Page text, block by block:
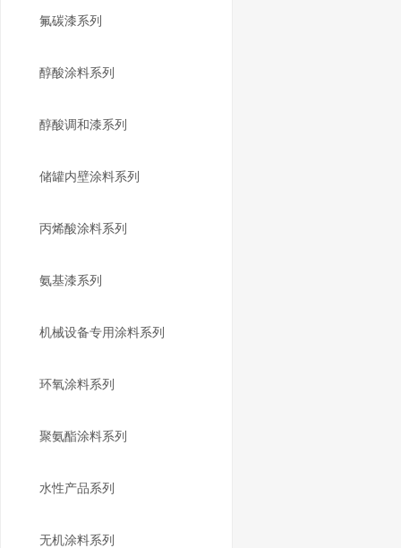
氟碳漆系列
醇酸涂料系列
醇酸调和漆系列
储罐内壁涂料系列
丙烯酸涂料系列
氨基漆系列
机械设备专用涂料系列
环氧涂料系列
聚氨酯涂料系列
水性产品系列
无机涂料系列